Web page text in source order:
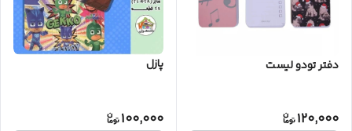
دفتر تودو لیست
120,000
پازل
100,000